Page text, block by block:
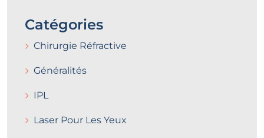
Catégories
Chirurgie Réfractive
Généralités
IPL
Laser Pour Les Yeux